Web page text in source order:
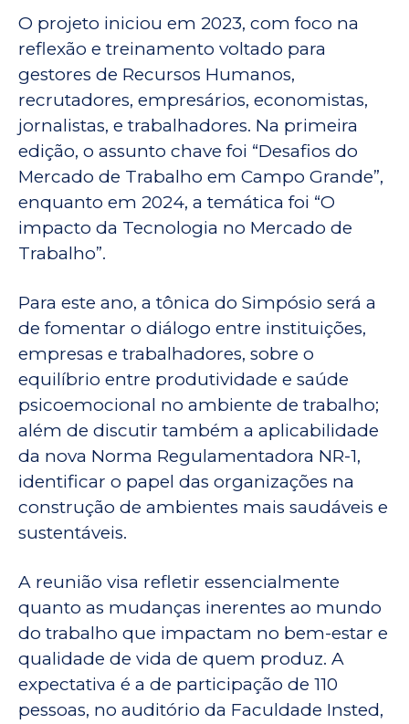
O projeto iniciou em 2023, com foco na
reflexão e treinamento voltado para
gestores de Recursos Humanos,
recrutadores, empresários, economistas,
jornalistas, e trabalhadores. Na primeira
edição, o assunto chave foi “Desafios do
Mercado de Trabalho em Campo Grande”,
enquanto em 2024, a temática foi “O
impacto da Tecnologia no Mercado de
Trabalho”.
Para este ano, a tônica do Simpósio será a
de fomentar o diálogo entre instituições,
empresas e trabalhadores, sobre o
equilíbrio entre produtividade e saúde
psicoemocional no ambiente de trabalho;
além de discutir também a aplicabilidade
da nova Norma Regulamentadora NR-1,
identificar o papel das organizações na
construção de ambientes mais saudáveis e
sustentáveis.
A reunião visa refletir essencialmente
quanto as mudanças inerentes ao mundo
do trabalho que impactam no bem-estar e
qualidade de vida de quem produz. A
expectativa é a de participação de 110
pessoas, no auditório da Faculdade Insted,